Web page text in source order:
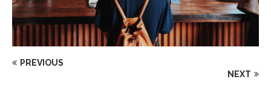
PREVIOUS
NEXT